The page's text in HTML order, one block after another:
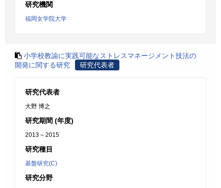
研究機関
福岡女学院大学
小学校教諭に実践可能なストレスマネージメント技法の
開発に関する研究
研究代表者
研究代表者
大野 博之
研究期間 (年度)
2013 – 2015
研究種目
基盤研究(C)
研究分野